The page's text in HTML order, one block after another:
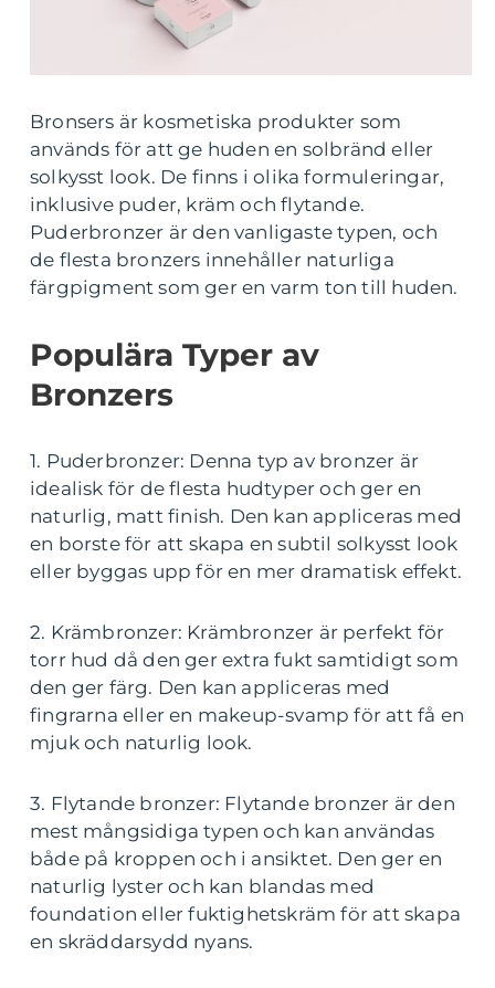
Bronsers är kosmetiska produkter som
används för att ge huden en solbränd eller
solkysst look. De finns i olika formuleringar,
inklusive puder, kräm och flytande.
Puderbronzer är den vanligaste typen, och
de flesta bronzers innehåller naturliga
färgpigment som ger en varm ton till huden.
Populära Typer av
Bronzers
1. Puderbronzer: Denna typ av bronzer är
idealisk för de flesta hudtyper och ger en
naturlig, matt finish. Den kan appliceras med
en borste för att skapa en subtil solkysst look
eller byggas upp för en mer dramatisk effekt.
2. Krämbronzer: Krämbronzer är perfekt för
torr hud då den ger extra fukt samtidigt som
den ger färg. Den kan appliceras med
fingrarna eller en makeup-svamp för att få en
mjuk och naturlig look.
3. Flytande bronzer: Flytande bronzer är den
mest mångsidiga typen och kan användas
både på kroppen och i ansiktet. Den ger en
naturlig lyster och kan blandas med
foundation eller fuktighetskräm för att skapa
en skräddarsydd nyans.